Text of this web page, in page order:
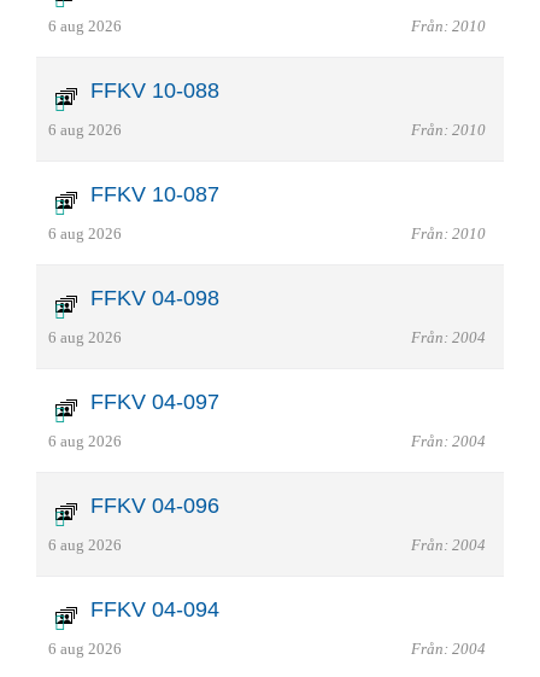
6 aug 2026 Från: 2010
FFKV 10-088
6 aug 2026 Från: 2010
FFKV 10-087
6 aug 2026 Från: 2010
FFKV 04-098
6 aug 2026 Från: 2004
FFKV 04-097
6 aug 2026 Från: 2004
FFKV 04-096
6 aug 2026 Från: 2004
FFKV 04-094
6 aug 2026 Från: 2004